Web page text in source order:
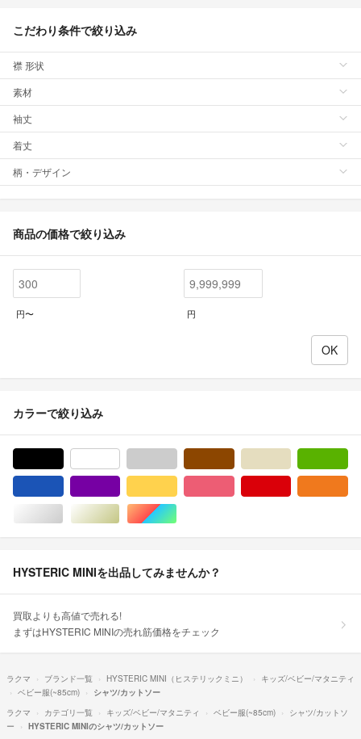
こだわり条件で絞り込み
襟 形状
素材
袖丈
着丈
柄・デザイン
商品の価格で絞り込み
円〜 円
カラーで絞り込み
シルバー/銀色系ゴールド/金色系マルチカラー
HYSTERIC MINIを出品してみませんか？
買取よりも高値で売れる!
まずはHYSTERIC MINIの売れ筋価格をチェック
ラクマ ブランド一覧 HYSTERIC MINI（ヒステリックミニ）
キッズ/ベビー/マタニティ
ベビー服(~85cm)
シャツ/カットソー
ラクマ
カテゴリ一覧 キッズ/ベビー/マタニティ ベビー服(~85cm)
シャツ/カットソ
ー
HYSTERIC MINIのシャツ/カットソー